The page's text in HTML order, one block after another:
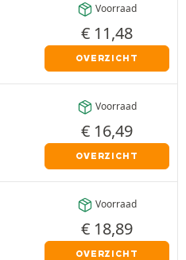
Voorraad
€ 11,48
OVERZICHT
Voorraad
€ 16,49
OVERZICHT
Voorraad
€ 18,89
OVERZICHT